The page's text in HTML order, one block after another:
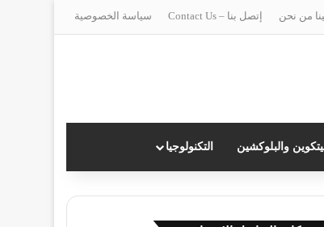
من نحن إتصل بنا – Contact Us سياسة الخصوصية
والبلوكشين التكنولوجيا